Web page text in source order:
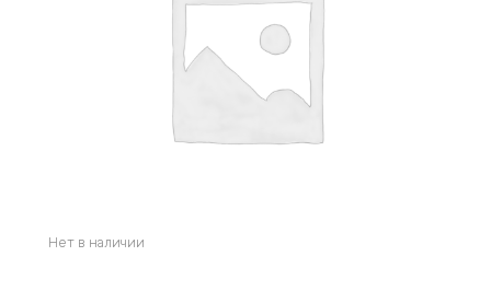
Нет в наличии